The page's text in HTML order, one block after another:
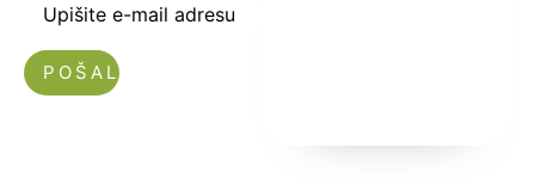
Upišite e-mail adresu